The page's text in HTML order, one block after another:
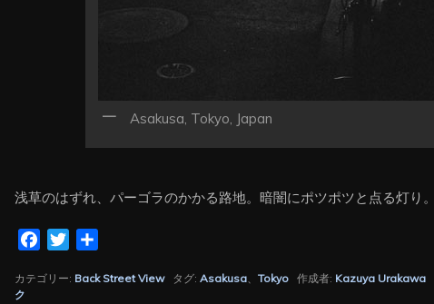
Asakusa, Tokyo, Japan
浅草のはずれ、パーゴラのかかる路地。暗闇にポツポツと点る灯り。
FacebookTwitter
カテゴリー: Back Street Viewタグ: Asakusa、 Tokyo 作成者: Kazuya Urakawa
ク